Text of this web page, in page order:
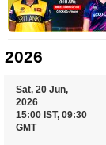
2026
Sat, 20 Jun,
2026
15:00 IST, 09:30
GMT